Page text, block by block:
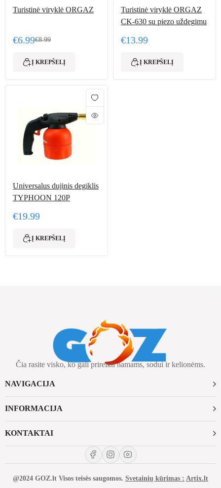
Turistinė viryklė ORGAZ
€8.99
Original price was: €8.99.
€6.99
Current price is: €6.99.
Į KREPŠELĮ
Turistinė viryklė ORGAZ
CK-630 su piezo uždegimu
€13.99
Į KREPŠELĮ
Universalus dujinis degiklis
TYPHOON 120P
€19.99
Į KREPŠELĮ
Čia rasite visko, ko gali prireikti namams, sodui ir kelionėms.
NAVIGACIJA
INFORMACIJA
KONTAKTAI
@2024 GOZ.lt Visos teisės saugomos. Svetainių kūrimas : Artix.lt